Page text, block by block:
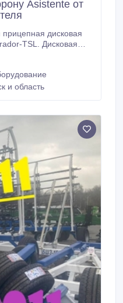
Asistente от
дисковая
TSL. Дисковая
почвы после
по номеру
и область